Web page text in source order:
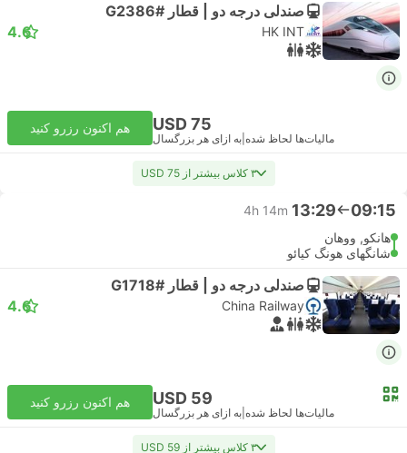
صندلی درجه دو | قطار #G2386
HK INT
4.6
USD 75
مالیات‌ها لحاظ شده به ازای هر بزرگسال
هم اکنون رزرو کنید
۳ کلاس بیشتر از USD 75
09:15
13:29
4h 14m
هانکو, ووهان
شانگهای هونگ کیائو
صندلی درجه دو | قطار #G1718
China Railway
4.6
USD 59
مالیات‌ها لحاظ شده به ازای هر بزرگسال
هم اکنون رزرو کنید
۳ کلاس بیشتر از USD 59